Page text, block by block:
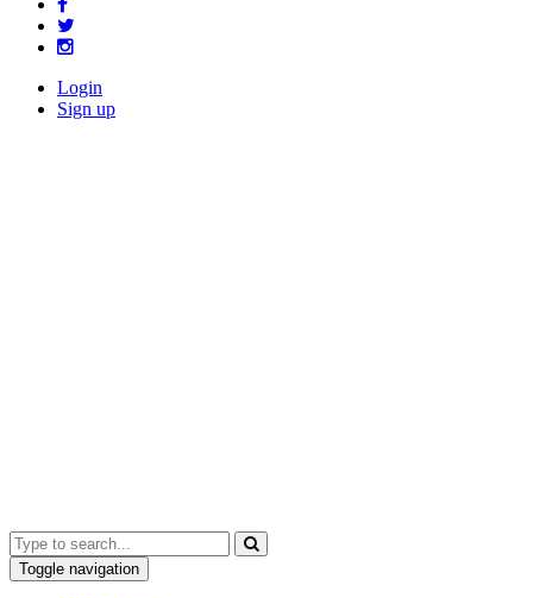
Login
Sign up
Toggle navigation